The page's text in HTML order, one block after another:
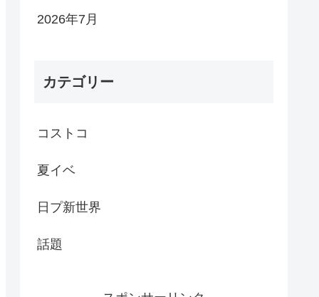
2026年7月
カテゴリー
コストコ
夏イベ
日プ新世界
話題